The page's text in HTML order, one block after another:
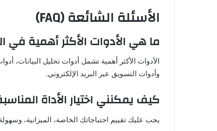
الأسئلة الشائعة (FAQ)
ما هي الأدوات الأكثر أهمية في
الأدوات الأكثر أهمية تشمل أدوات تحليل البيانات،
وأدوات التسويق عبر البريد الإلكتروني.
كيف يمكنني اختيار الأداة
يجب عليك تقييم احتياجاتك الخاصة، الميزانية،